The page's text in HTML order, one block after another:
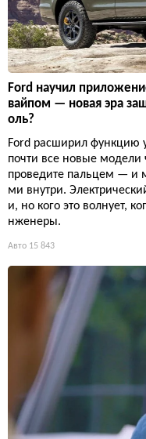
Ford научил
вайпом — новая эра
оль?
Ford расширил функцию
почти все новые модели
проведите пальцем — и
ми внутри.
и, но кого это волнует,
нженеры.
Авто 15 843